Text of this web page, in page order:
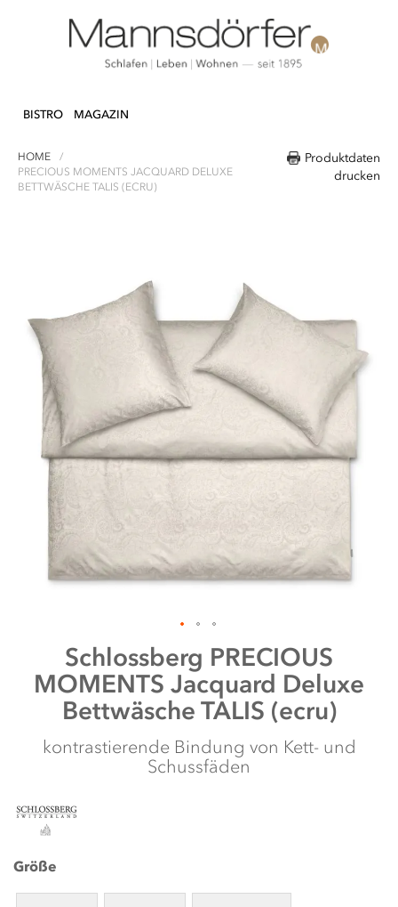
zum
BISTRO MAGAZIN
Produktdaten
drucken
HOME
PRECIOUS MOMENTS JACQUARD DELUXE
BETTWÄSCHE TALIS (ECRU)
springen
Bildergalerie
Schlossberg PRECIOUS
MOMENTS Jacquard Deluxe
Bettwäsche TALIS (ecru)
kontrastierende Bindung von Kett- und
Schussfäden
Größe